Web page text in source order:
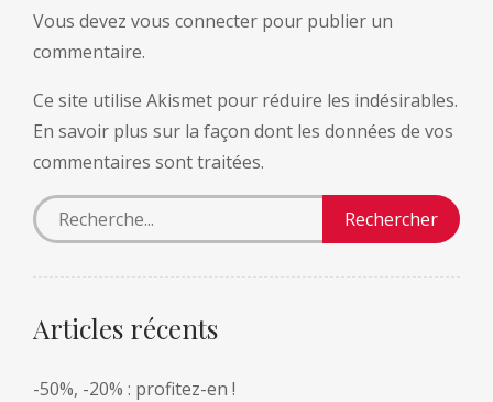
Vous devez vous connecter pour publier un
commentaire.
Ce site utilise Akismet pour réduire les indésirables.
En savoir plus sur la façon dont les données de vos
commentaires sont traitées.
Articles récents
-50%, -20% : profitez-en !